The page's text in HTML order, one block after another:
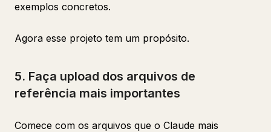
exemplos concretos.
Agora esse projeto tem um propósito.
5. Faça upload dos arquivos de
referência mais importantes
Comece com os arquivos que o Claude mais